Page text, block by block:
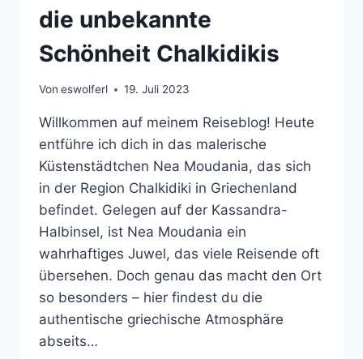
die unbekannte
Schönheit Chalkidikis
Von eswolferl 19. Juli 2023
Willkommen auf meinem Reiseblog! Heute
entführe ich dich in das malerische
Küstenstädtchen Nea Moudania, das sich
in der Region Chalkidiki in Griechenland
befindet. Gelegen auf der Kassandra-
Halbinsel, ist Nea Moudania ein
wahrhaftiges Juwel, das viele Reisende oft
übersehen. Doch genau das macht den Ort
so besonders – hier findest du die
authentische griechische Atmosphäre
abseits…